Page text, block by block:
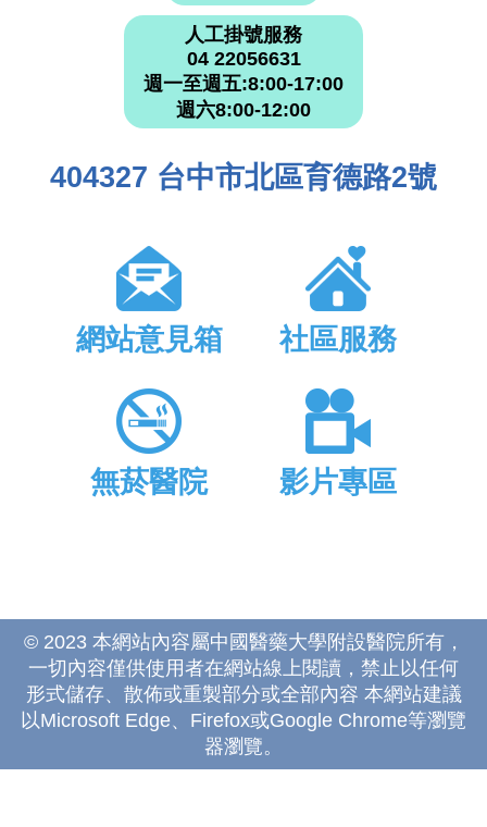
人工掛號服務
04 22056631
週一至週五:8:00-17:00
週六8:00-12:00
404327 台中市北區育德路2號
網站意見箱 社區服務
無菸醫院 影片專區
© 2023 本網站內容屬中國醫藥大學附設醫院所有，
一切內容僅供使用者在網站線上閱讀，禁止以任何
形式儲存、散佈或重製部分或全部內容 本網站建議
以Microsoft Edge、Firefox或Google Chrome等瀏覽
器瀏覽。